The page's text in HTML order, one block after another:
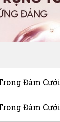
Đám Cưới
Đám Cưới